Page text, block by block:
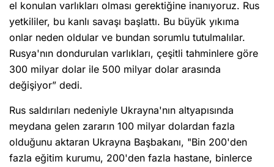
el konulan varlıkları olması gerektiğine inanıyoruz. Rus
yetkililer, bu kanlı savaşı başlattı. Bu büyük yıkıma
onlar neden oldular ve bundan sorumlu tutulmalılar.
Rusya'nın dondurulan varlıkları, çeşitli tahminlere göre
300 milyar dolar ile 500 milyar dolar arasında
değişiyor” dedi.
Rus saldırıları nedeniyle Ukrayna'nın altyapısında
meydana gelen zararın 100 milyar dolardan fazla
olduğunu aktaran Ukrayna Başbakanı, "Bin 200'den
fazla eğitim kurumu, 200'den fazla hastane, binlerce